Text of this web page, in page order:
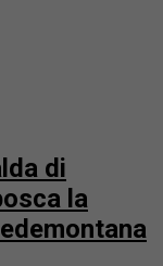
di
la